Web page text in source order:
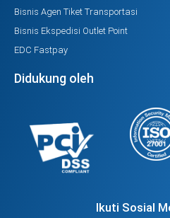
Bisnis Agen Tiket Transportasi
Bisnis Ekspedisi Outlet Point
EDC Fastpay
Didukung oleh
Ikuti Sosial